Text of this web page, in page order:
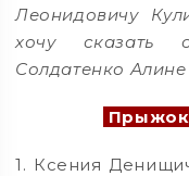
Леонидовичу
хочу сказать
Солдатенко
Прыжок
1. Ксения